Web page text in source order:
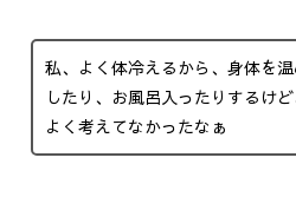
私、よく体冷えるから、身体を
したり、お風呂入ったりするけ
よく考えてなかったなぁ